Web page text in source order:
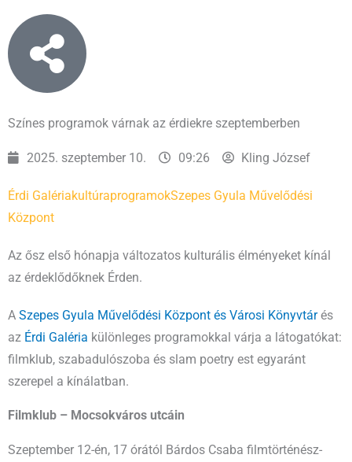
Színes programok várnak az érdiekre szeptemberben
2025. szeptember 10. 09:26 Kling József
Érdi GalériakultúraprogramokSzepes Gyula Művelődési
Központ
Az ősz első hónapja változatos kulturális élményeket kínál
az érdeklődőknek Érden.
A Szepes Gyula Művelődési Központ és Városi Könyvtárés
az Érdi Galéria különleges programokkal várja a látogatókat:
filmklub, szabadulószoba és slam poetry est egyaránt
szerepel a kínálatban.
Filmklub – Mocsokváros utcáin
Szeptember 12-én, 17 órától Bárdos Csaba filmtörténész-